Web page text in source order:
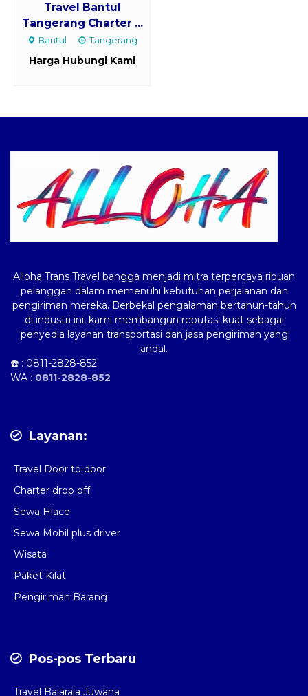
Travel Bantul
Tangerang Charter ...
Bantul Tangerang
Harga Hubungi Kami
Alloha Trans Travel bangga menjadi mitra terpercaya ribuan
pelanggan dalam memenuhi kebutuhan perjalanan dan
pengiriman mereka. Berbekal pengalaman bertahun-tahun
di industri ini, kami membangun reputasi kuat sebagai
penyedia layanan transportasi dan jasa pengiriman yang
andal.
☎️ : 0811-2828-852
WA : 0811-2828-852
Layanan:
Travel Door to door
Charter drop off
Sewa Hiace
Sewa Mobil plus driver
Wisata
Paket Kilat
Pengiriman Barang
Pos-pos Terbaru
Travel Balaraja Juwana